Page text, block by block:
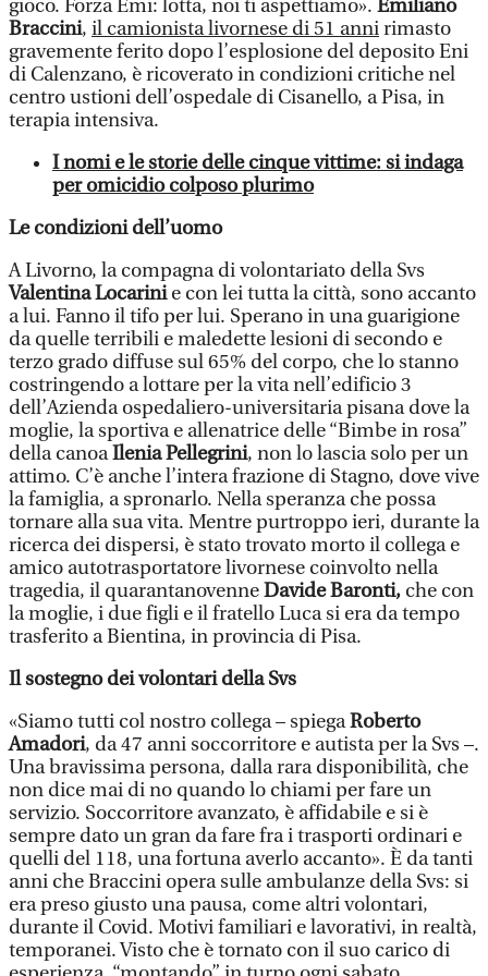
gioco. Forza Emi: lotta, noi ti aspettiamo». Emiliano
Braccini, il camionista livornese di 51 annirimasto
gravemente ferito dopo l’esplosione del deposito Eni
di Calenzano, è ricoverato in condizioni critiche nel
centro ustioni dell’ospedale di Cisanello, a Pisa, in
terapia intensiva.
I nomi e le storie delle cinque vittime: si indaga
per omicidio colposo plurimo
Le condizioni dell’uomo
A Livorno, la compagna di volontariato della Svs
Valentina Locarinie con lei tutta la città, sono accanto
a lui. Fanno il tifo per lui. Sperano in una guarigione
da quelle terribili e maledette lesioni di secondo e
terzo grado diffuse sul 65% del corpo, che lo stanno
costringendo a lottare per la vita nell’edificio 3
dell’Azienda ospedaliero-universitaria pisana dove la
moglie, la sportiva e allenatrice delle “Bimbe in rosa”
della canoaIlenia Pellegrini, non lo lascia solo per un
attimo. C’è anche l’intera frazione di Stagno, dove vive
la famiglia, a spronarlo. Nella speranza che possa
tornare alla sua vita. Mentre purtroppo ieri, durante la
ricerca dei dispersi, è stato trovato morto il collega e
amico autotrasportatore livornese coinvolto nella
tragedia, il quarantanovenneDavide Baronti, che con
la moglie, i due figli e il fratello Luca si era da tempo
trasferito a Bientina, in provincia di Pisa.
Il sostegno dei volontari della Svs
«Siamo tutti col nostro collega – spiegaRoberto
Amadori, da 47 anni soccorritore e autista per la Svs –.
Una bravissima persona, dalla rara disponibilità, che
non dice mai di no quando lo chiami per fare un
servizio. Soccorritore avanzato, è affidabile e si è
sempre dato un gran da fare fra i trasporti ordinari e
quelli del 118, una fortuna averlo accanto». È da tanti
anni che Braccini opera sulle ambulanze della Svs: si
era preso giusto una pausa, come altri volontari,
durante il Covid. Motivi familiari e lavorativi, in realtà,
temporanei. Visto che è tornato con il suo carico di